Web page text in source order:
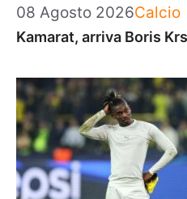
08 Agosto 2026Calcio
Kamarat, arriva Boris